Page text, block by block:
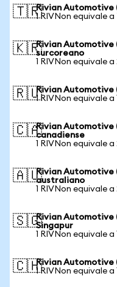
🇹🇷Rivian Automotive
1 RIVNon equivale
🇰🇷Rivian Automotive
surcoreano
1 RIVNon equivale
🇷🇺Rivian Automotive
1 RIVNon equivale a
🇨🇦Rivian Automotive
canadiense
1 RIVNon equivale a
🇦🇺Rivian Automotive
australiano
1 RIVNon equivale a
🇸🇬Rivian Automotive
Singapur
1 RIVNon equivale a
🇨🇭Rivian Automotive
1 RIVNon equivale a